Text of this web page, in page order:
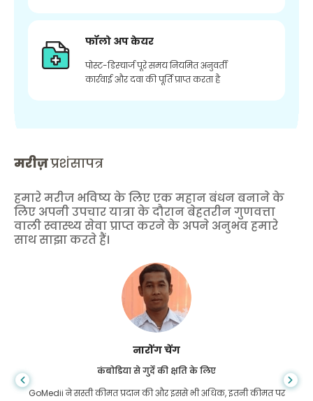
फॉलो अप केयर
पोस्ट-डिस्चार्ज पूरे समय नियमित अनुवर्ती
कार्रवाई और दवा की पूर्ति प्राप्त करता है
मरीज़प्रशंसापत्र
हमारे मरीज भविष्य के लिए एक महान बंधन बनाने के
लिए अपनी उपचार यात्रा के दौरान बेहतरीन गुणवत्ता
वाली स्वास्थ्य सेवा प्राप्त करने के अपने अनुभव हमारे
साथ साझा करते हैं।
शांधा दास
गैस्ट्रोएंटरोलॉजी के लिए बांग्लादेश से
मैंने अपने बेटे और गोमेडी की शानदार टीम को धन्यवाद दिया है जिन्होंने